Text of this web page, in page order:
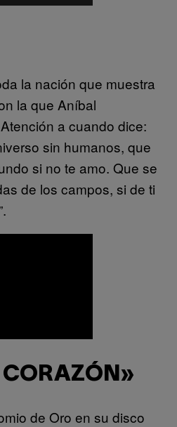
la nación que muestra
la que Aníbal
a cuando dice:
sin humanos, que
si no te amo. Que se
de los campos, si de ti
de Oro en su disco